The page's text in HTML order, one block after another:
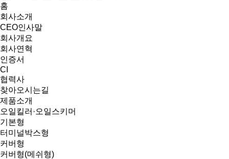
홈
회사소개
CEO인사말
회사개요
회사연혁
인증서
CI
협력사
찾아오시는길
제품소개
오일킬러·오일스키머
기본형
터미널박스형
커버형
커버형(메쉬형)